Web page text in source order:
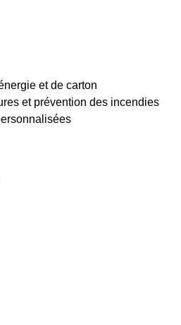
et de carton
et prévention des incendies